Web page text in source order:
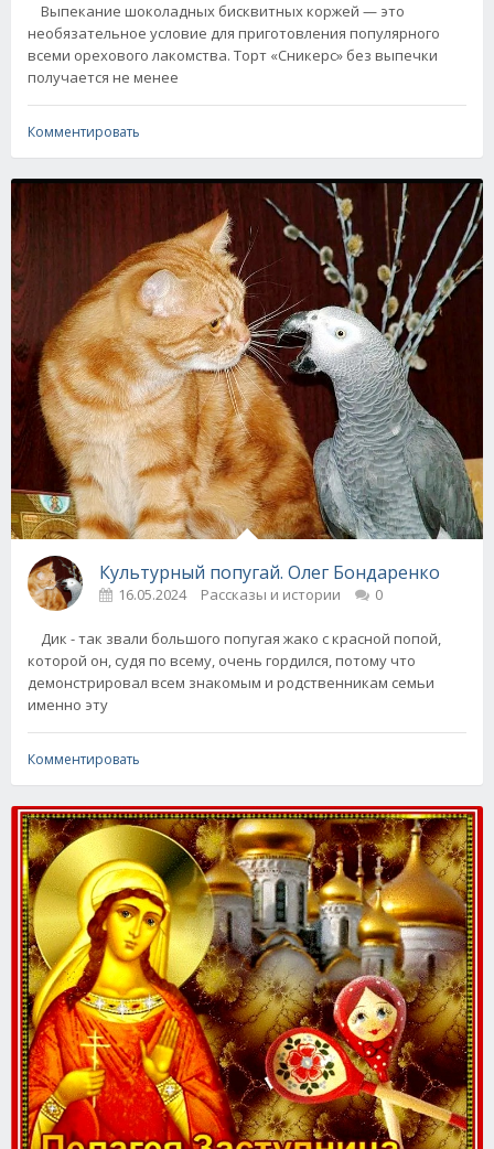
Выпекание шоколадных бисквитных коржей — это
необязательное условие для приготовления популярного
всеми орехового лакомства. Торт «Сникерс» без выпечки
получается не менее
Комментировать
Культурный попугай. Олег Бондаренко
16.05.2024 Рассказы и истории 0
Дик - так звали большого попугая жако с красной попой,
которой он, судя по всему, очень гордился, потому что
демонстрировал всем знакомым и родственникам семьи
именно эту
Комментировать